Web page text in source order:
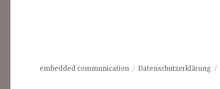
embedded communication Datenschutzerklärung